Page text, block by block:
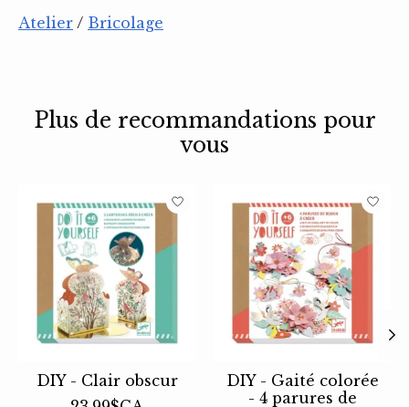
Atelier / Bricolage
Plus de recommandations pour
vous
Articles du carrousel de produits
DIY - Clair obscur
DIY - Gaité colorée
- 4 parures de